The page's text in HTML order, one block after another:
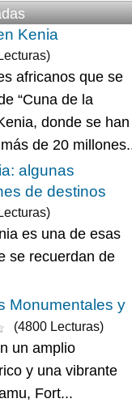
Kenia
africanos que se
“Cuna de la
donde se han
de 20
algunas
de destinos
es una de esas
se recuerdan de
Monumentales y
(4800 Lecturas)
un amplio
y una vibrante
Fort...